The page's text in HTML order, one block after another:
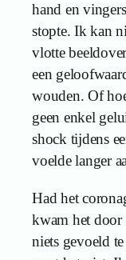
hand en
stopte. Ik kan
vlotte
een
wouden. Of
geen enkel
shock tijdens
voelde langer
Had het
kwam het
niets gevoeld